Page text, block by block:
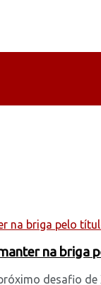
na briga
desafio de